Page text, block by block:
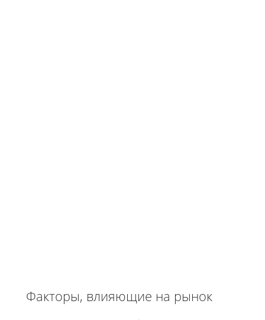
Факторы, влияющие на рынок